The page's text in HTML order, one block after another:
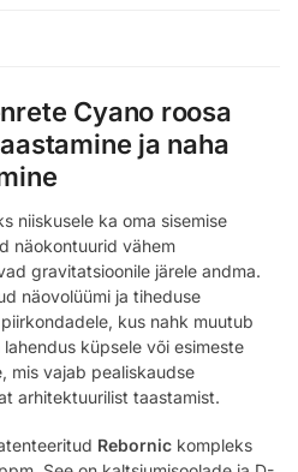
Cyano roosa
ja naha
niiskusele ka oma sisemise
näokontuurid vähem
gravitatsioonile järele andma.
näovolüümi ja tiheduse
kus nahk muutub
küpsele või esimeste
mis vajab pealiskaudse
arhitektuurilist taastamist.
Rebornic kompleks